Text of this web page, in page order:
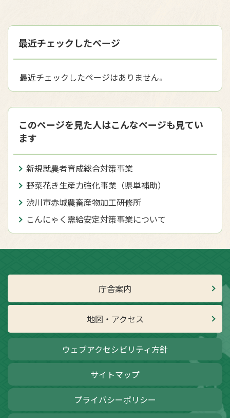
最近チェックしたページ
最近チェックしたページはありません。
このページを見た人はこんなページも見てい
ます
新規就農者育成総合対策事業
野菜花き生産力強化事業（県単補助）
渋川市赤城農畜産物加工研修所
こんにゃく需給安定対策事業について
庁舎案内
地図・アクセス
ウェブアクセシビリティ方針
サイトマップ
プライバシーポリシー